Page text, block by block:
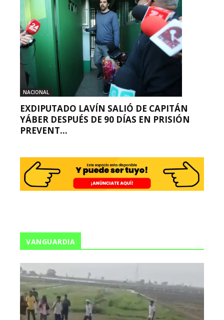
NACIONAL
EXDIPUTADO LAVÍN SALIÓ DE CAPITÁN
YÁBER DESPUÉS DE 90 DÍAS EN PRISIÓN
PREVENT...
VANGUARDIA